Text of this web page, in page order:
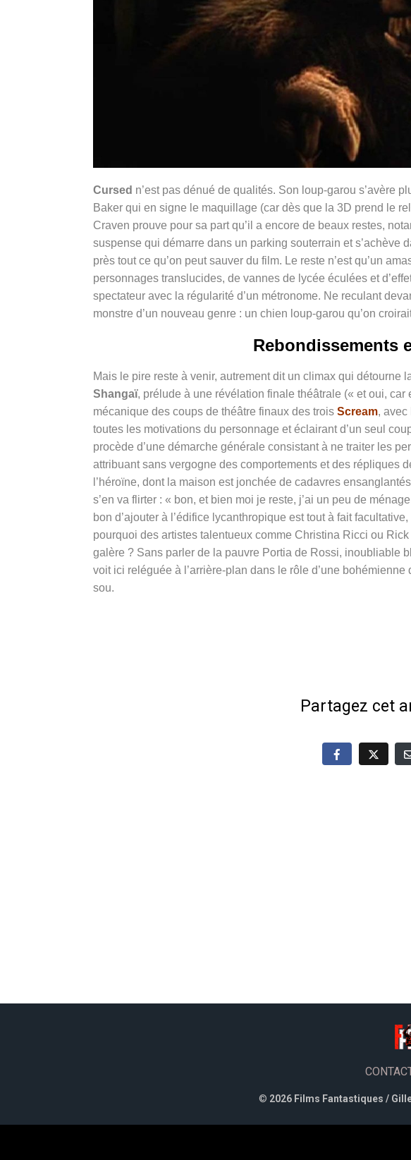
Cursed n’est pas dénué de qualités. Son loup-garou s’avère
Baker qui en signe le maquillage (car dès que la 3D prend le
Craven prouve pour sa part qu’il a encore de beaux restes,
suspense qui démarre dans un parking souterrain et s’achève
près tout ce qu’on peut sauver du film. Le reste n’est qu’un
personnages translucides, de vannes de lycée éculées et
spectateur avec la régularité d’un métronome. Ne reculant
monstre d’un nouveau genre : un chien loup-garou qu’on
Rebondissements
Mais le pire reste à venir, autrement dit un climax qui détourne
Shangaï, prélude à une révélation finale théâtrale (« et oui, car
mécanique des coups de théâtre finaux des trois Scream,
toutes les motivations du personnage et éclairant d’un seul
procède d’une démarche générale consistant à ne traiter les
attribuant sans vergogne des comportements et des répliques
l’héroïne, dont la maison est jonchée de cadavres
s’en va flirter : « bon, et bien moi je reste, j’ai un peu de
bon d’ajouter à l’édifice lycanthropique est tout à fait
pourquoi des artistes talentueux comme Christina Ricci ou
galère ? Sans parler de la pauvre Portia de Rossi, inoubliable
voit ici reléguée à l’arrière-plan dans le rôle d’une
sou.
Partagez cet
© 2026 Films Fantastiques /